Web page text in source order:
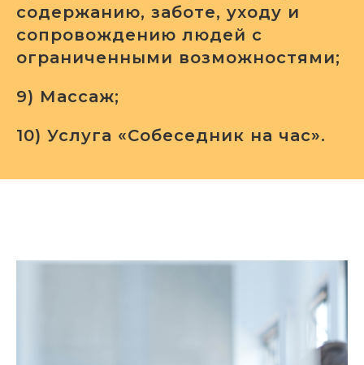
содержанию, заботе, уходу и
сопровождению людей с
ограниченными возможностями;
9) Массаж;
10) Услуга «Собеседник на час».